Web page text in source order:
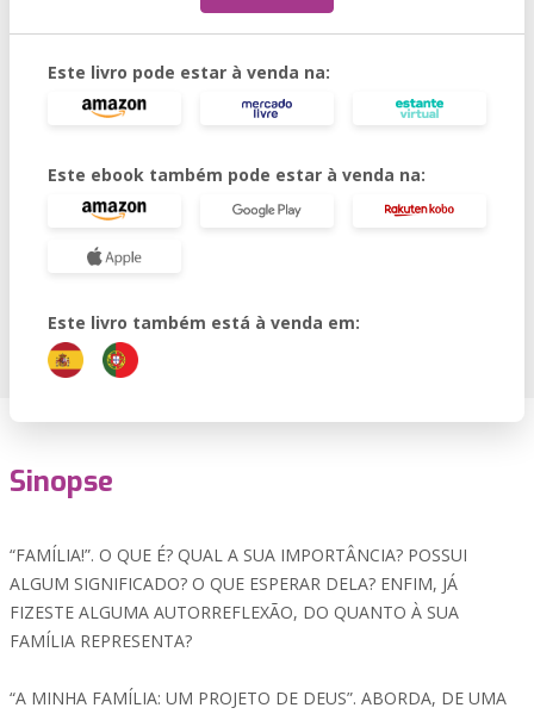
Este livro pode estar à venda na:
Este ebook também pode estar à venda na:
Este livro também está à venda em:
Sinopse
“FAMÍLIA!”. O QUE É? QUAL A SUA IMPORTÂNCIA? POSSUI
ALGUM SIGNIFICADO? O QUE ESPERAR DELA? ENFIM, JÁ
FIZESTE ALGUMA AUTORREFLEXÃO, DO QUANTO À SUA
FAMÍLIA REPRESENTA?
“A MINHA FAMÍLIA: UM PROJETO DE DEUS”. ABORDA, DE UMA